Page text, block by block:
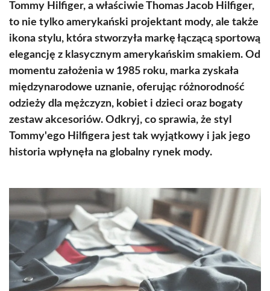
Tommy Hilfiger, a właściwie Thomas Jacob Hilfiger,
to nie tylko amerykański projektant mody, ale także
ikona stylu, która stworzyła markę łączącą sportową
elegancję z klasycznym amerykańskim smakiem. Od
momentu założenia w 1985 roku, marka zyskała
międzynarodowe uznanie, oferując różnorodność
odzieży dla mężczyzn, kobiet i dzieci oraz bogaty
zestaw akcesoriów. Odkryj, co sprawia, że styl
Tommy'ego Hilfigera jest tak wyjątkowy i jak jego
historia wpłynęła na globalny rynek mody.